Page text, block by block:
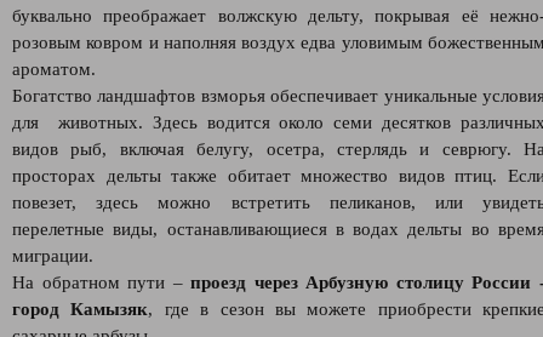
буквально преображает волжскую дельту, покрывая её
розовым ковром и наполняя воздух едва уловимым
ароматом.
Богатство ландшафтов взморья обеспечивает уникальные
для животных. Здесь водится около семи десятков
видов рыб, включая белугу, осетра, стерлядь и севрюгу.
просторах дельты также обитает множество видов птиц.
повезет, здесь можно встретить пеликанов, или
перелетные виды, останавливающиеся в водах дельты во
миграции.
На обратном пути –проезд через Арбузную столицу России
город Камызяк, где в сезон вы можете приобрести